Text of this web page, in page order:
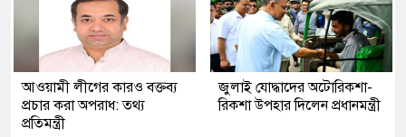
আওয়ামী লীগের কারও বক্তব্য
প্রচার করা অপরাধ: তথ্য
প্রতিমন্ত্রী
জুলাই যোদ্ধাদের অটোরিকশা-
রিকশা উপহার দিলেন প্রধানমন্ত্রী